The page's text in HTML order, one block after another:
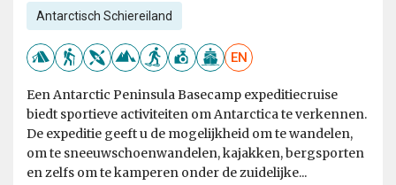
Antarctisch Schiereiland
EN
Een Antarctic Peninsula Basecamp expeditiecruise
biedt sportieve activiteiten om Antarctica te verkennen.
De expeditie geeft u de mogelijkheid om te wandelen,
om te sneeuwschoenwandelen, kajakken, bergsporten
en zelfs om te kamperen onder de zuidelijke...